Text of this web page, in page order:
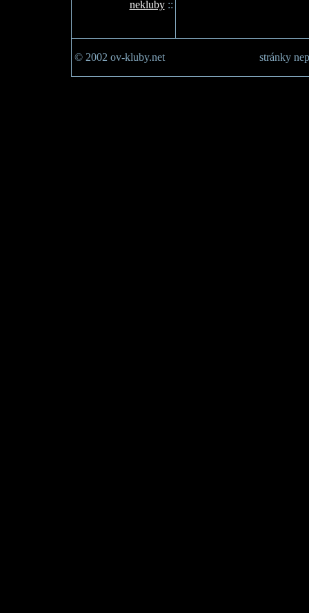
nekluby::
© 2002 ov-kluby.net stránky